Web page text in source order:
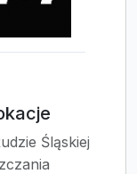
Śląskiej